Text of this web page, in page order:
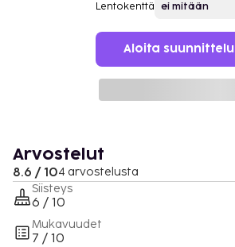
Lentokenttä
Aloita suunnittelu
Arvostelut
8.6 / 104 arvostelusta
Siisteys
6 / 10
Mukavuudet
7 / 10